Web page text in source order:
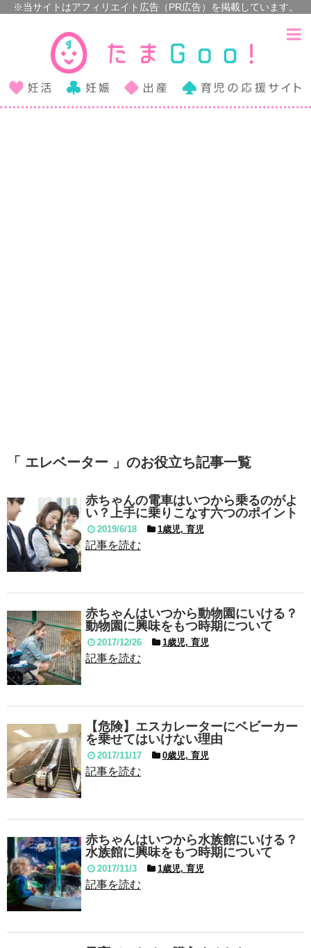
「 エレベーター 」のお役立ち記事一覧
赤ちゃんの電車はいつから乗るのがよ
い？上手に乗りこなす六つのポイント
2019/6/18 1歳児, 育児
記事を読む
赤ちゃんはいつから動物園にいける？
動物園に興味をもつ時期について
2017/12/26 1歳児, 育児
記事を読む
【危険】エスカレーターにベビーカー
を乗せてはいけない理由
2017/11/17 0歳児, 育児
記事を読む
赤ちゃんはいつから水族館にいける？
水族館に興味をもつ時期について
2017/11/3 1歳児, 育児
記事を読む